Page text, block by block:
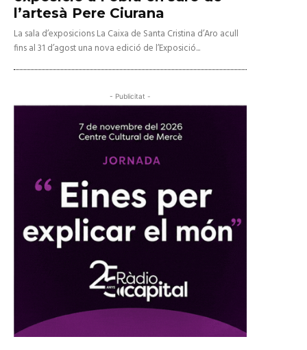
l’artesà Pere Ciurana
La sala d’exposicions La Caixa de Santa Cristina d’Aro acull
fins al 31 d’agost una nova edició de l’Exposició...
- Publicitat -